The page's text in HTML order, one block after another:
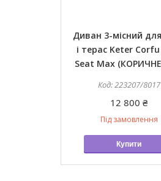
Диван 3-місний
і терас Keter
Seat Max
223207/8017
12 800 ₴
Під замовлення
Купити